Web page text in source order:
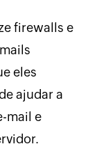
firewalls e
eles
ajudar a
mail e